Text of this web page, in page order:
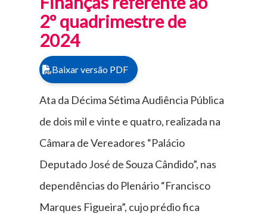
2º quadrimestre de
2024
Baixar versão PDF
Ata da Décima Sétima Audiência Pública
de dois mil e vinte e quatro, realizada na
Câmara de Vereadores “Palácio
Deputado José de Souza Cândido”, nas
dependências do Plenário “Francisco
Marques Figueira”, cujo prédio fica